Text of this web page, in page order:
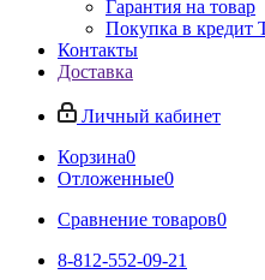
Гарантия на товар
Покупка в кредит
Контакты
Доставка
Личный кабинет
Корзина0
Отложенные0
Сравнение товаров0
8-812-552-09-21